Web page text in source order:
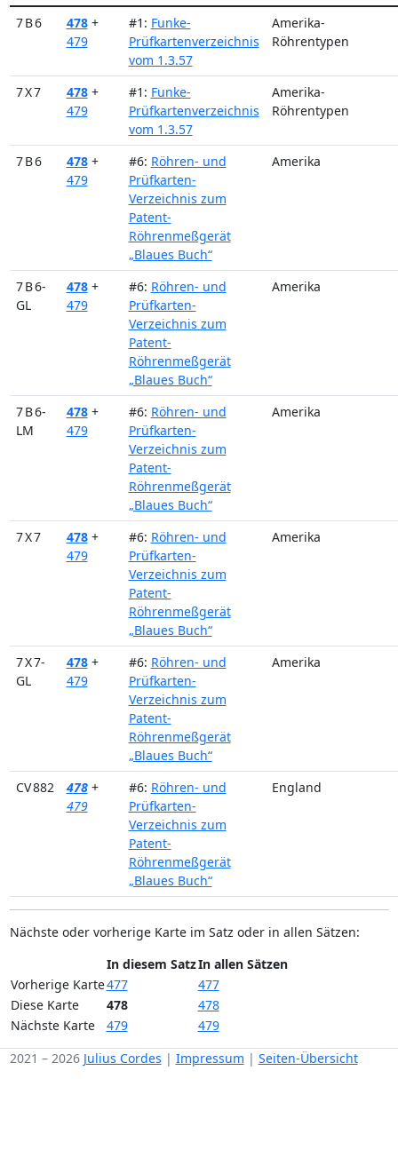
7 B 6
478 +
479
#1: Funke-
Prüfkartenverzeichnis
vom 1.3.57
Amerika-
Röhrentypen
7 X 7 478 +
479
#1: Funke-
Prüfkartenverzeichnis
vom 1.3.57
Amerika-
Röhrentypen
7 B 6 478 +
479
#6: Röhren- und
Prüfkarten-
Verzeichnis zum
Patent-
Röhrenmeßgerät
„Blaues Buch“
Amerika
7 B 6-
GL
478 +
479
#6: Röhren- und
Prüfkarten-
Verzeichnis zum
Patent-
Röhrenmeßgerät
„Blaues Buch“
Amerika
7 B 6-
LM
478 +
479
#6: Röhren- und
Prüfkarten-
Verzeichnis zum
Patent-
Röhrenmeßgerät
„Blaues Buch“
Amerika
7 X 7 478 +
479
#6: Röhren- und
Prüfkarten-
Verzeichnis zum
Patent-
Röhrenmeßgerät
„Blaues Buch“
Amerika
7 X 7-
GL
478 +
479
#6: Röhren- und
Prüfkarten-
Verzeichnis zum
Patent-
Röhrenmeßgerät
„Blaues Buch“
Amerika
CV 882 478 +
479
#6: Röhren- und
Prüfkarten-
Verzeichnis zum
Patent-
Röhrenmeßgerät
„Blaues Buch“
England
Nächste oder vorherige Karte im Satz oder in allen Sätzen:
In diesem SatzIn allen Sätzen
Vorherige Karte477
477
Diese Karte
478
478
Nächste Karte
479
479
2021 – 2026 Julius Cordes | Impressum | Seiten-Übersicht